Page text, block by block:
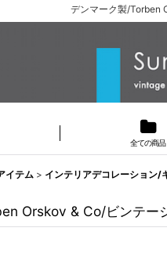
デンマーク製/Torben
全ての商品
イテム > インテリアデコレーション/
Orskov & Co/ビンテ